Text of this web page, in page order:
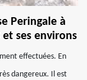
Peringale à
et ses environs
effectuées. En
dangereux. Il est